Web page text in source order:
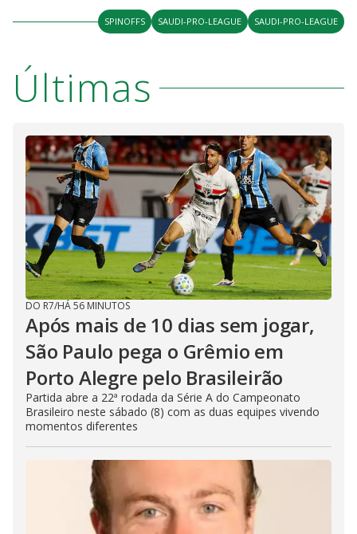
SPINOFFS SAUDI-PRO-LEAGUE SAUDI-PRO-LEAGUE
Últimas
DO R7/HÁ 56 MINUTOS
Após mais de 10 dias sem jogar,
São Paulo pega o Grêmio em
Porto Alegre pelo Brasileirão
Partida abre a 22ª rodada da Série A do Campeonato
Brasileiro neste sábado (8) com as duas equipes vivendo
momentos diferentes